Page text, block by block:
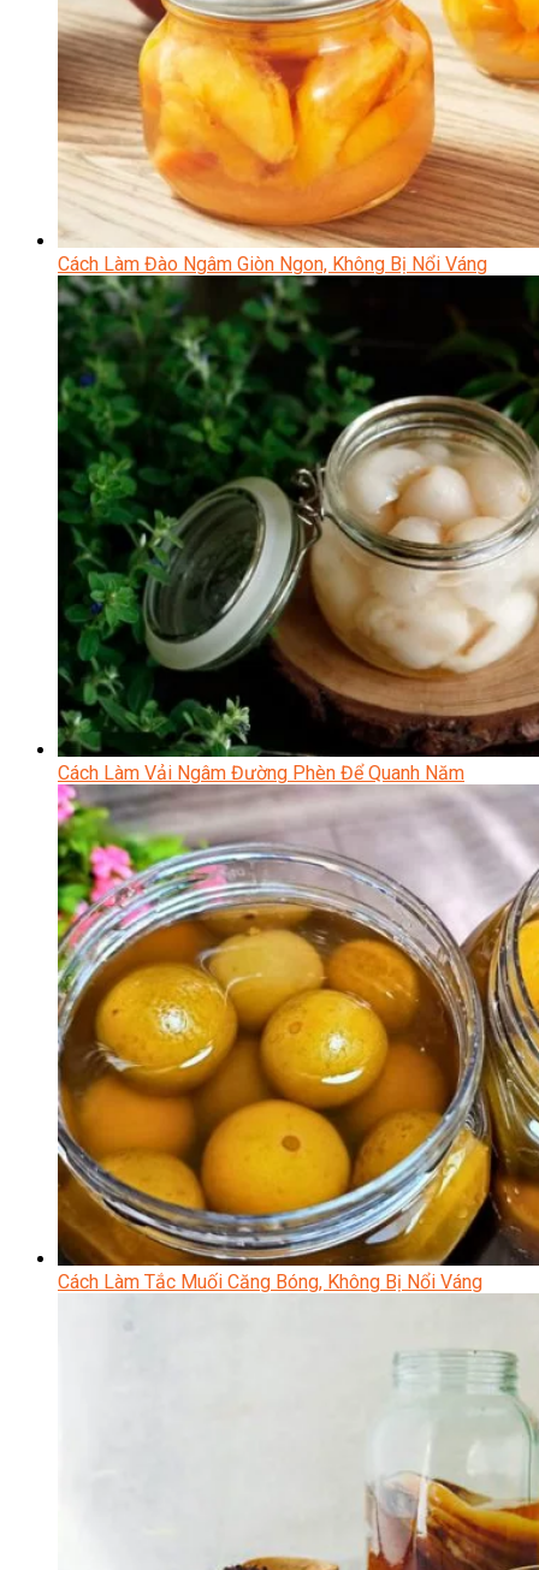
Cách Làm Đào Ngâm Giòn Ngon, Không Bị Nổi Váng
Cách Làm Vải Ngâm Đường Phèn Để Quanh Năm
Cách Làm Tắc Muối Căng Bóng, Không Bị Nổi Váng